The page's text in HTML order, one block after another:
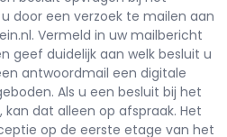
door een verzoek te mailen aan
Vermeld in uw mailbericht
geef duidelijk aan welk besluit u
antwoordmail een digitale
Als u een besluit bij het
dat alleen op afspraak. Het
op de eerste etage van het